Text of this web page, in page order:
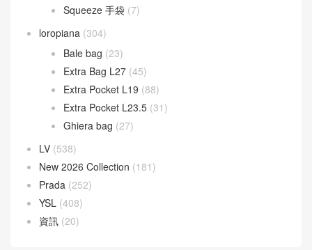
Squeeze 手袋 (7)
loropiana (304)
Bale bag (23)
Extra Bag L27 (45)
Extra Pocket L19 (88)
Extra Pocket L23.5 (31)
Ghiera bag (27)
LV (538)
New 2026 Collection (181)
Prada (252)
YSL (408)
資訊 (20)